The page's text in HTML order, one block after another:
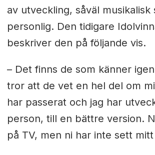
av utveckling, såväl musikalisk
personlig. Den tidigare
beskriver den på följande vis.
– Det finns de som känner
tror att de vet en hel del om
har passerat och jag har
person, till en bättre version.
på TV, men ni har inte sett